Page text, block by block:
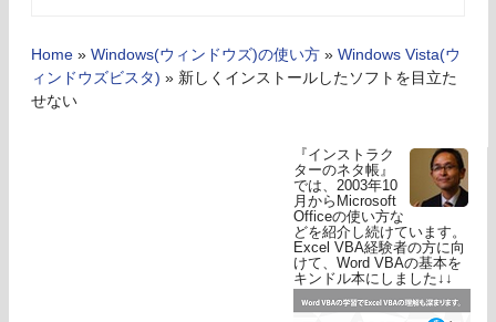
Home » Windows(ウィンドウズ)の使い方 » Windows Vista(ウ
ィンドウズビスタ) » 新しくインストールしたソフトを目立た
せない
『インストラク
ターのネタ帳』
では、2003年10
月からMicrosoft
Officeの使い方な
どを紹介し続けています。
Excel VBA経験者の方に向
けて、Word VBAの基本を
キンドル本にしました↓↓